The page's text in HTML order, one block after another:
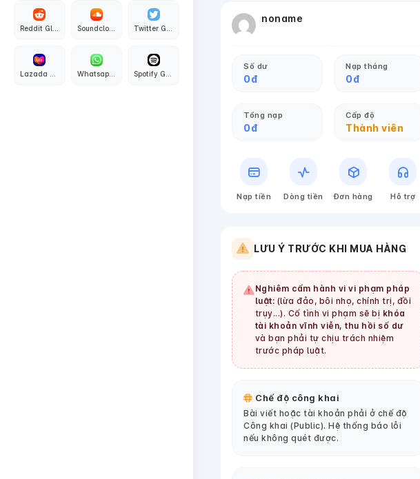
Soundcloud Global
Whatsapp Global
noname
Số dư
0đ
Nạp tháng
0đ
Tổng nạp
0đ
Cấp độ
Thành viên
Nạp tiền Dòng tiền Đơn hàng Hỗ trợ
LƯU Ý TRƯỚC KHI MUA HÀNG
Nghiêm cấm hành vi vi phạm pháp
luật: (lừa đảo, bôi nhọ, chính trị, đồi
trụy...). Cố tình vi phạm sẽ bị khóa
tài khoản vĩnh viễn, thu hồi số dư
và bạn phải tự chịu trách nhiệm
trước pháp luật.
Chế độ công khai
Bài viết hoặc tài khoản phải ở chế độ
Công khai (Public). Hệ thống báo lỗi
nếu không quét được.